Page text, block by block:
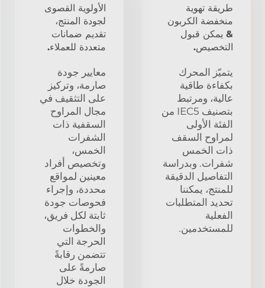
طريقة تهوية
منخفضة الكربون
& يمكن قبول
التخصيص.
يتميّز المحرك
بكفاءة طاقية
عالية، ومرتبط
بتصنيف IEC5 من
الفئة الأولى
لمراوح السقف
ذات الخمس
شفرات. وبدراسة
التفاصيل الدقيقة
للمنتج، يمكننا
تحديد المتطلبات
الفعلية
للمستخدمين.
الأولوية القصوى
لجودة المنتج،
تقديم ضمانات
متعددة للعملاء.
معايير جودة
صارمة، وتركيز
على التثقيف في
مجال المراوح
السقفية ذات
الشفرات
الخمس،
وتخصيص أفراد
معينين لمواقع
محددة، وإجراء
فحوصات جودة
ثابتة لكل فريق،
والخطوات
الحرجة التي
تتضمن رقابةً
صارمةً على
الجودة خلال